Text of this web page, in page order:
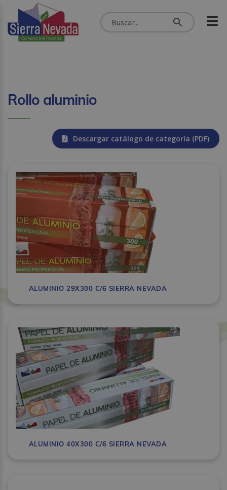
Rollo aluminio
Descargar catálogo de categoría (PDF)
ALUMINIO 29X300 C/6 SIERRA NEVADA
ALUMINIO 40X300 C/6 SIERRA NEVADA